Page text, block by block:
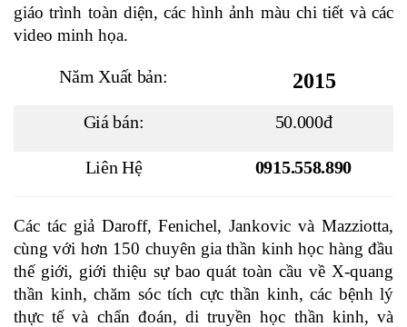
giáo trình toàn diện, các hình ảnh màu chi tiết và các
video minh họa.
Năm Xuất bản: 2015
Giá bán: 50.000đ
Liên Hệ 0915.558.890
Các tác giả Daroff, Fenichel, Jankovic và Mazziotta,
cùng với hơn 150 chuyên gia thần kinh học hàng đầu
thế giới, giới thiệu sự bao quát toàn cầu về X-quang
thần kinh, chăm sóc tích cực thần kinh, các bệnh lý
thực tế và chẩn đoán, di truyền học thần kinh, và